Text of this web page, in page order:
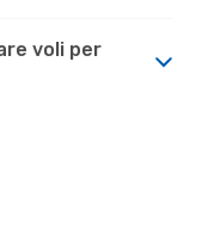
voli per